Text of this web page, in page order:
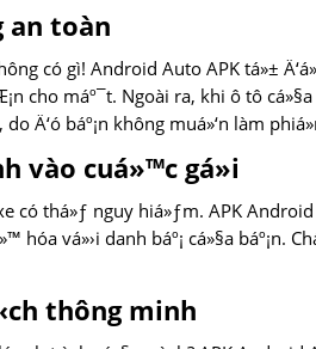
an toàn
có gì! Android Auto APK tá»±
cho máº¯t. Ngoài ra, khi ô tô
do Ä‘ó báº¡n không muá»‘n làm
vào cuá»™c gá»i
có thá»ƒ nguy hiá»ƒm. APK
hóa vá»›i danh báº¡ cá»§a báº¡n.
thông minh